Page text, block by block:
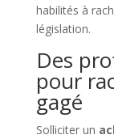
habilités à
législation.
Des
pour
gagé
Solliciter un